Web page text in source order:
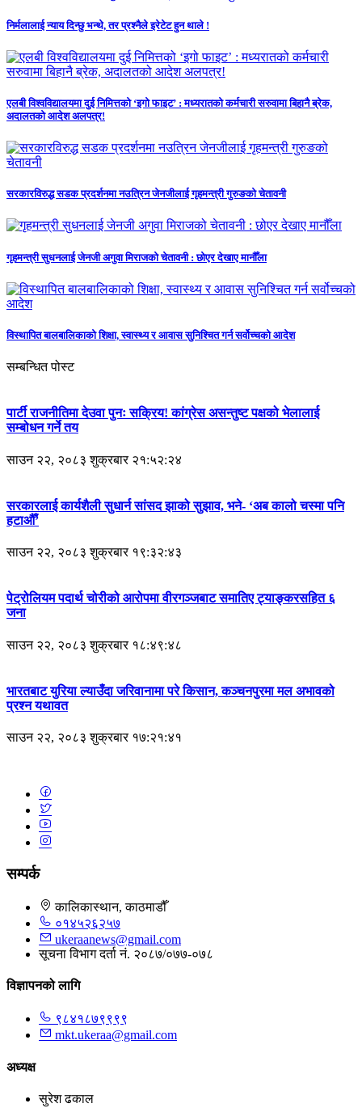
निर्मलालाई न्याय दिन्छु भन्थे, तर प्रश्नैले इरेटेट हुन थाले !
एलबी विश्वविद्यालयमा दुई निमित्तको ‘इगो फाइट’ : मध्यरातको कर्मचारी सरुवामा बिहानै ब्रेक,
अदालतको आदेश अलपत्र!
सरकारविरुद्ध सडक प्रदर्शनमा नउत्रिन जेनजीलाई गृहमन्त्री गुरुङको चेतावनी
गृहमन्त्री सुधनलाई जेनजी अगुवा मिराजको चेतावनी : छोएर देखाए मानौँला
विस्थापित बालबालिकाको शिक्षा, स्वास्थ्य र आवास सुनिश्चित गर्न सर्वोच्चको आदेश
सम्बन्धित पोस्ट
पार्टी राजनीतिमा देउवा पुनः सक्रिय! कांग्रेस असन्तुष्ट पक्षको भेलालाई
सम्बोधन गर्ने तय
साउन २२, २०८३ शुक्रबार २१:५२:२४
सरकारलाई कार्यशैली सुधार्न सांसद झाको सुझाव, भने- ‘अब कालो चस्मा पनि
हटाऔँ’
साउन २२, २०८३ शुक्रबार १९:३२:४३
पेट्रोलियम पदार्थ चोरीको आरोपमा वीरगञ्जबाट समातिए ट्याङ्करसहित ६
जना
साउन २२, २०८३ शुक्रबार १८:४९:४८
भारतबाट युरिया ल्याउँदा जरिवानामा परे किसान, कञ्चनपुरमा मल अभावको
प्रश्न यथावत
साउन २२, २०८३ शुक्रबार १७:२१:४१
सम्पर्क
कालिकास्थान, काठमाडौँ
०१४५२६२५७
ukeraanews@gmail.com
सूचना विभाग दर्ता नं. २०८७/०७७-०७८
विज्ञापनको लागि
९८४१८७९९९९
mkt.ukeraa@gmail.com
अध्यक्ष
सुरेश ढकाल